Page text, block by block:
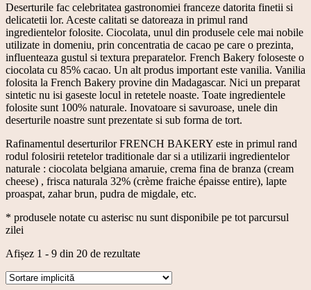
Deserturile fac celebritatea gastronomiei franceze datorita finetii si
delicatetii lor. Aceste calitati se datoreaza in primul rand
ingredientelor folosite. Ciocolata, unul din produsele cele mai nobile
utilizate in domeniu, prin concentratia de cacao pe care o prezinta,
influenteaza gustul si textura preparatelor. French Bakery foloseste o
ciocolata cu 85% cacao. Un alt produs important este vanilia. Vanilia
folosita la French Bakery provine din Madagascar. Nici un preparat
sintetic nu isi gaseste locul in retetele noaste. Toate ingredientele
folosite sunt 100% naturale. Inovatoare si savuroase, unele din
deserturile noastre sunt prezentate si sub forma de tort.
Rafinamentul deserturilor FRENCH BAKERY este in primul rand
rodul folosirii retetelor traditionale dar si a utilizarii ingredientelor
naturale : ciocolata belgiana amaruie, crema fina de branza (cream
cheese) , frisca naturala 32% (crème fraiche épaisse entire), lapte
proaspat, zahar brun, pudra de migdale, etc.
* produsele notate cu asterisc nu sunt disponibile pe tot parcursul
zilei
Afișez 1 - 9 din 20 de rezultate